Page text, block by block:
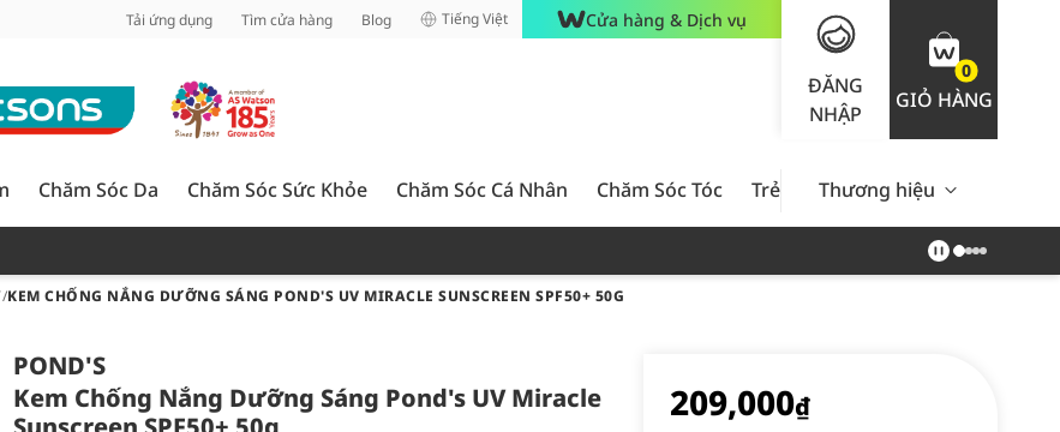
Tải ứng dụng Tìm cửa hàng Blog Tiếng Việt Cửa hàng & Dịch vụ
ĐĂNG
NHẬP
0
GIỎ HÀNG
Chăm Sóc Da Chăm Sóc Sức Khỏe Chăm Sóc Cá Nhân Chăm Sóc Tóc Trẻ Em Nam Giới Chăm Sóc
Thương hiệu
/KEM CHỐNG NẮNG DƯỠNG SÁNG POND'S UV MIRACLE SUNSCREEN SPF50+ 50G
POND'S
Kem Chống Nắng Dưỡng Sáng Pond's UV Miracle
209,000₫